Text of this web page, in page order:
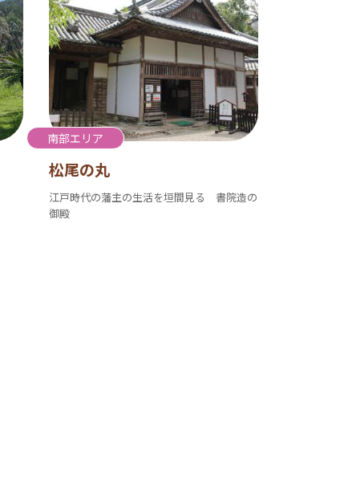
南部エリア
松尾の丸
江戸時代の藩主の生活を垣間見る 書院造の
御殿